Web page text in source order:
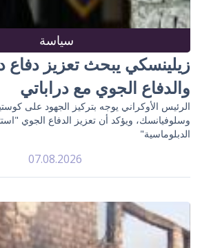
سياسة
زيلينسكي يبحث تعزيز دفاع
والدفاع الجوي مع دراباتي
الرئيس الأوكراني يوجه بتركيز الجهود على
وسلوفيانسك، ويؤكد أن تعزيز الدفاع الجوي
الدبلوماسية"
07.08.2026